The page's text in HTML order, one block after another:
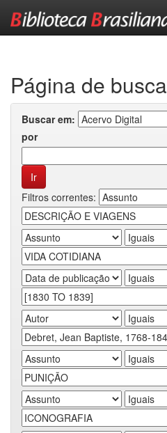
Página de busca
Buscar em:
por
Filtros correntes: